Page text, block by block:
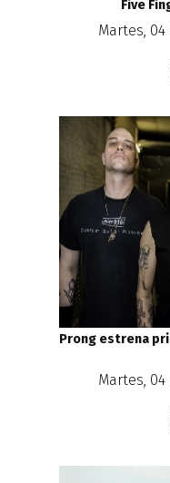
Five
Martes,
Prong estrena
Martes,